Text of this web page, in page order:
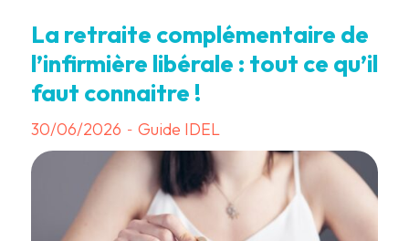
La retraite complémentaire de
l’infirmière libérale : tout ce qu’il
faut connaitre !
30/06/2026 - Guide IDEL